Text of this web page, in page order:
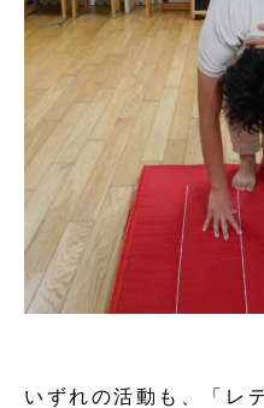
いずれの活動も、「レ